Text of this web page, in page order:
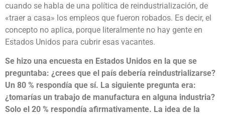
cuando se habla de una política de reindustrialización, de
«traer a casa» los empleos que fueron robados. Es decir, el
concepto no aplica, porque literalmente no hay gente en
Estados Unidos para cubrir esas vacantes.
Se hizo una encuesta en Estados Unidos en la que se
preguntaba: ¿crees que el país debería reindustrializarse?
Un 80 % respondía que sí. La siguiente pregunta era:
¿tomarías un trabajo de manufactura en alguna industria?
Solo el 20 % respondía afirmativamente. La idea de la